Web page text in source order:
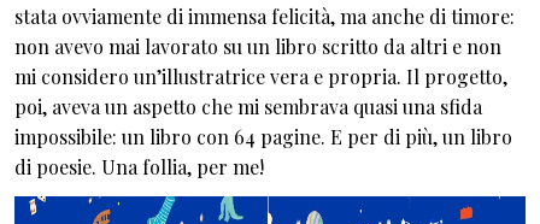
stata ovviamente di immensa felicità, ma anche di timore:
non avevo mai lavorato su un libro scritto da altri e non
mi considero un’illustratrice vera e propria. Il progetto,
poi, aveva un aspetto che mi sembrava quasi una sfida
impossibile: un libro con 64 pagine. E per di più, un libro
di poesie. Una follia, per me!